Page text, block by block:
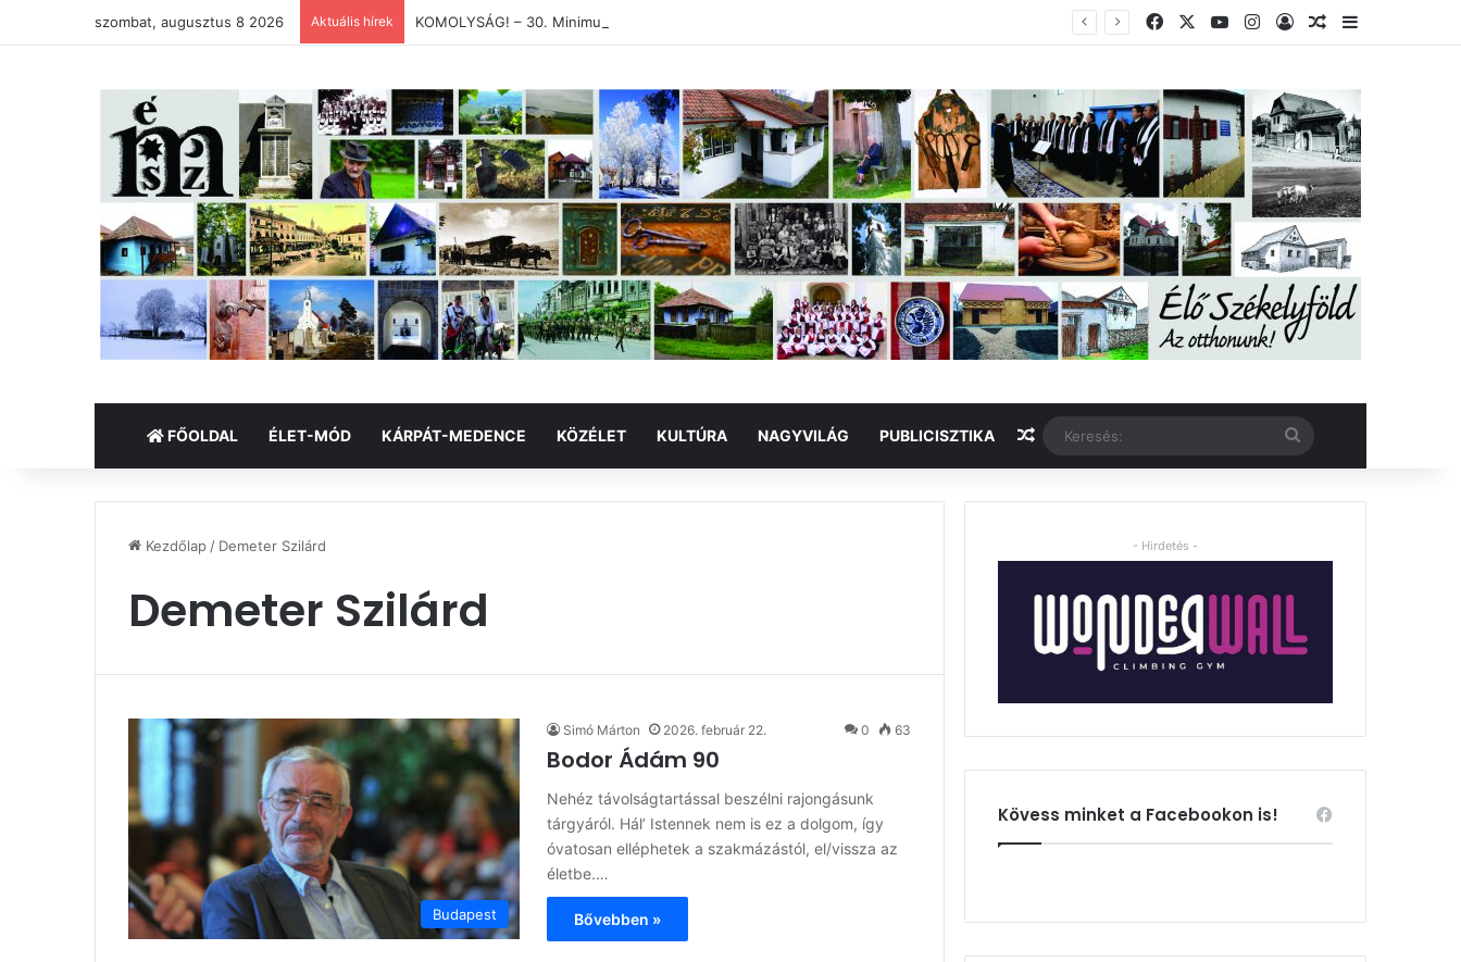
szombat, augusztus 8 2026 Aktuális hírek KOMOLYSÁG! – 30. Minimum Party alkotótábor és szakmai fórum FacebookYouTubeInstagram
BelépésVéletlen cikk
Oldalsáv
FŐOLDAL ÉLET-MÓD KÁRPÁT-MEDENCE KÖZÉLET KULTÚRA NAGYVILÁG PUBLICISZTIKA Véletlen cikk Keresés:
Kezdőlap / Demeter Szilárd
Demeter Szilárd
Budapest
Simó Márton 2026. február 22. 0 63
Bodor Ádám 90
Nehéz távolságtartással beszélni rajongásunk
tárgyáról. Hál’ Istennek nem is ez a dolgom, így
óvatosan elléphetek a szakmázástól, el/vissza az
életbe.…
Bővebben »
- Hirdetés -
Kövess minket a Facebookon is!